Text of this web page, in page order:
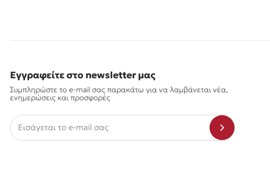
Εγγραφείτε στο newsletter μας
Συμπληρώστε το e-mail σας παρακάτω για να λαμβάνεται νέα,
ενημερώσεις και προσφορές